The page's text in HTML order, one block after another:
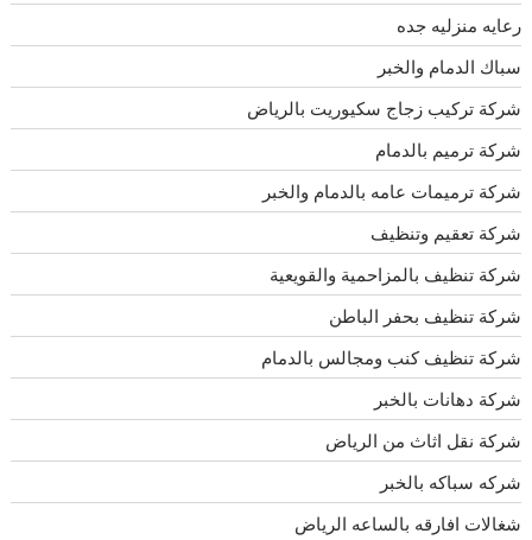
رعايه منزليه جده
سباك الدمام والخبر
شركة تركيب زجاج سكيوريت بالرياض
شركة ترميم بالدمام
شركة ترميمات عامه بالدمام والخبر
شركة تعقيم وتنظيف
شركة تنظيف بالمزاحمية والقويعية
شركة تنظيف بحفر الباطن
شركة تنظيف كنب ومجالس بالدمام
شركة دهانات بالخبر
شركة نقل اثاث من الرياض
شركه سباكه بالخبر
شغالات افارقه بالساعه الرياض